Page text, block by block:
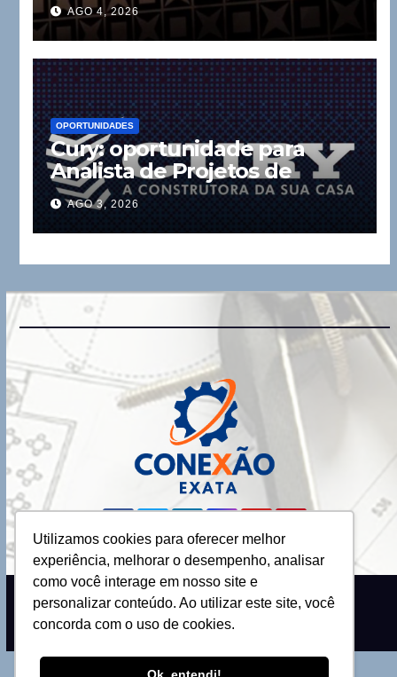
Utilizamos cookies para oferecer melhor
experiência, melhorar o desempenho, analisar
como você interage em nosso site e
personalizar conteúdo. Ao utilizar este site, você
concorda com o uso de cookies.
AGO 4, 2026
OPORTUNIDADES
Cury: oportunidade para
Analista de Projetos de
Instalações
AGO 3, 2026
Proudly powered by WordPress|
Theme: Newsup by Themeansar.